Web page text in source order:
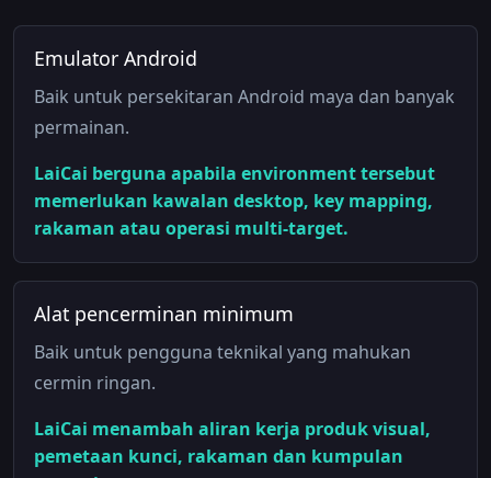
Emulator Android
Baik untuk persekitaran Android maya dan banyak
permainan.
LaiCai berguna apabila environment tersebut
memerlukan kawalan desktop, key mapping,
rakaman atau operasi multi-target.
Alat pencerminan minimum
Baik untuk pengguna teknikal yang mahukan
cermin ringan.
LaiCai menambah aliran kerja produk visual,
pemetaan kunci, rakaman dan kumpulan